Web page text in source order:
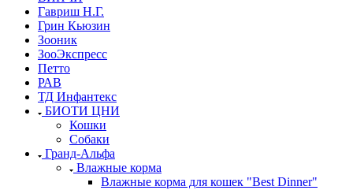
Гавриш Н.Г.
Грин Кьюзин
Зооник
ЗооЭкспресс
Петто
РАВ
ТД Инфантекс
БИОТИ ЦНИ
Кошки
Собаки
Гранд-Альфа
Влажные корма
Влажные корма для кошек "Best Dinner"